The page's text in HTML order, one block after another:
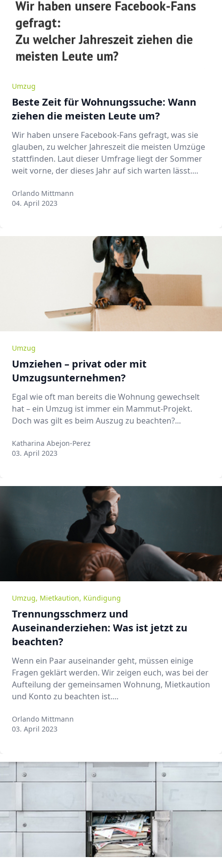
Umzug
Beste Zeit für Wohnungssuche: Wann
ziehen die meisten Leute um?
Wir haben unsere Facebook-Fans gefragt, was sie
glauben, zu welcher Jahreszeit die meisten Umzüge
stattfinden. Laut dieser Umfrage liegt der Sommer
weit vorne, der dieses Jahr auf sich warten lässt....
Orlando Mittmann
Orlando Mittmann
04. April 2023
Umzug
Umziehen – privat oder mit
Umzugsunternehmen?
Egal wie oft man bereits die Wohnung gewechselt
hat – ein Umzug ist immer ein Mammut-Projekt.
Doch was gilt es beim Auszug zu beachten?...
Katharina Abejon-Perez
Katharina Abejon-Perez
03. April 2023
Umzug, Mietkaution, Kündigung
Trennungsschmerz und
Auseinanderziehen: Was ist jetzt zu
beachten?
Wenn ein Paar auseinander geht, müssen einige
Fragen geklärt werden. Wir zeigen euch, was bei der
Aufteilung der gemeinsamen Wohnung, Mietkaution
und Konto zu beachten ist....
Orlando Mittmann
Orlando Mittmann
03. April 2023